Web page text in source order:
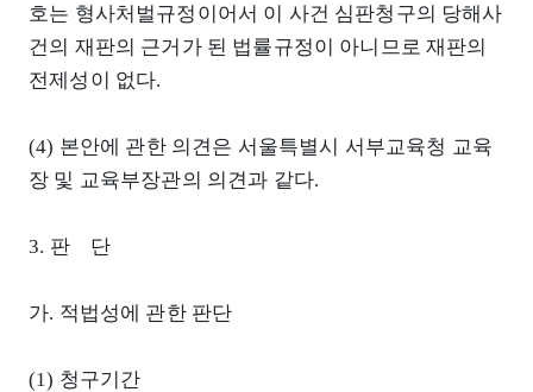
호는 형사처벌규정이어서 이 사건 심판청구의 당해사
건의 재판의 근거가 된 법률규정이 아니므로 재판의
전제성이 없다.
(4) 본안에 관한 의견은 서울특별시 서부교육청 교육
장 및 교육부장관의 의견과 같다.
3. 판 단
가. 적법성에 관한 판단
(1) 청구기간